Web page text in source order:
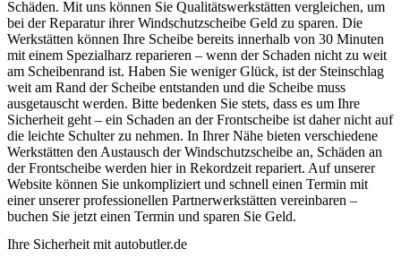
Schäden. Mit uns können Sie Qualitätswerkstätten vergleichen, um
bei der Reparatur ihrer Windschutzscheibe Geld zu sparen. Die
Werkstätten können Ihre Scheibe bereits innerhalb von 30 Minuten
mit einem Spezialharz reparieren – wenn der Schaden nicht zu weit
am Scheibenrand ist. Haben Sie weniger Glück, ist der Steinschlag
weit am Rand der Scheibe entstanden und die Scheibe muss
ausgetauscht werden. Bitte bedenken Sie stets, dass es um Ihre
Sicherheit geht – ein Schaden an der Frontscheibe ist daher nicht auf
die leichte Schulter zu nehmen. In Ihrer Nähe bieten verschiedene
Werkstätten den Austausch der Windschutzscheibe an, Schäden an
der Frontscheibe werden hier in Rekordzeit repariert. Auf unserer
Website können Sie unkompliziert und schnell einen Termin mit
einer unserer professionellen Partnerwerkstätten vereinbaren –
buchen Sie jetzt einen Termin und sparen Sie Geld.
Ihre Sicherheit mit autobutler.de